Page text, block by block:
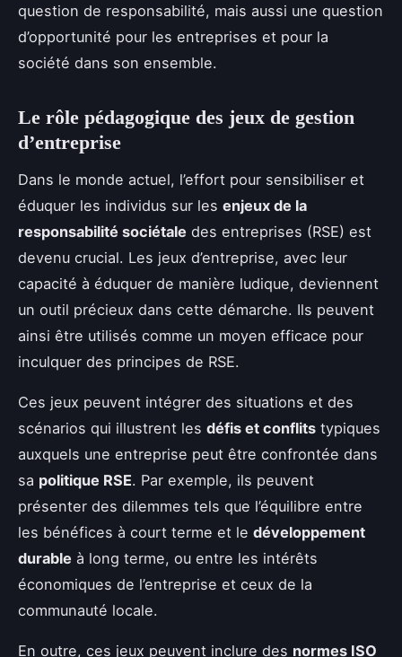
question de responsabilité, mais aussi une question
d’opportunité pour les entreprises et pour la
société dans son ensemble.
Le rôle pédagogique des jeux de gestion
d’entreprise
Dans le monde actuel, l’effort pour sensibiliser et
éduquer les individus sur les enjeux de la
responsabilité sociétale des entreprises (RSE) est
devenu crucial. Les jeux d’entreprise, avec leur
capacité à éduquer de manière ludique, deviennent
un outil précieux dans cette démarche. Ils peuvent
ainsi être utilisés comme un moyen efficace pour
inculquer des principes de RSE.
Ces jeux peuvent intégrer des situations et des
scénarios qui illustrent les défis et conflits typiques
auxquels une entreprise peut être confrontée dans
sa politique RSE. Par exemple, ils peuvent
présenter des dilemmes tels que l’équilibre entre
les bénéfices à court terme et le développement
durable à long terme, ou entre les intérêts
économiques de l’entreprise et ceux de la
communauté locale.
En outre, ces jeux peuvent inclure des normes ISO